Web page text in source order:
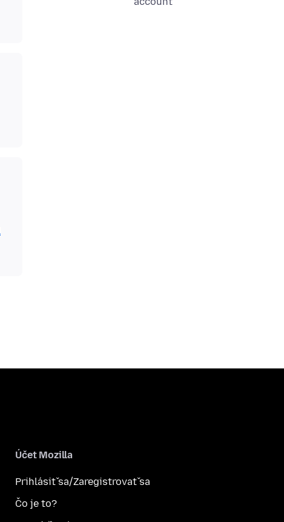
Účet Mozilla
Prihlásiť sa/Zaregistrovať sa
Čo je to?